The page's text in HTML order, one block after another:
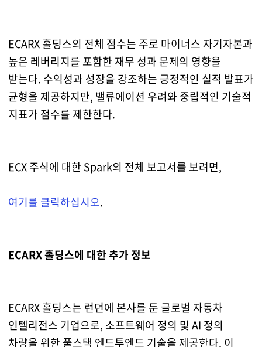
ECARX 홀딩스의 전체 점수는 주로 마이너스 자기자본과
높은 레버리지를 포함한 재무 성과 문제의 영향을
받는다. 수익성과 성장을 강조하는 긍정적인 실적 발표가
균형을 제공하지만, 밸류에이션 우려와 중립적인 기술적
지표가 점수를 제한한다.
ECX 주식에 대한 Spark의 전체 보고서를 보려면,
여기를 클릭하십시오.
ECARX 홀딩스에 대한 추가 정보
ECARX 홀딩스는 런던에 본사를 둔 글로벌 자동차
인텔리전스 기업으로, 소프트웨어 정의 및 AI 정의
차량을 위한 풀스택 엔드투엔드 기술을 제공한다. 이